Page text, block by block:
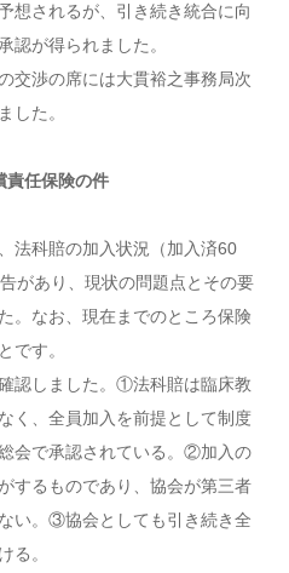
想されるが、引き続き統合に向
認が得られました。
交渉の席には大貫裕之事務局次
した。
責任保険の件
法科賠の加入状況（加入済60
があり、現状の問題点とその要
。なお、現在までのところ保険
です。
認しました。①法科賠は臨床教
く、全員加入を前提として制度
会で承認されている。②加入の
するものであり、協会が第三者
い。③協会としても引き続き全
る。